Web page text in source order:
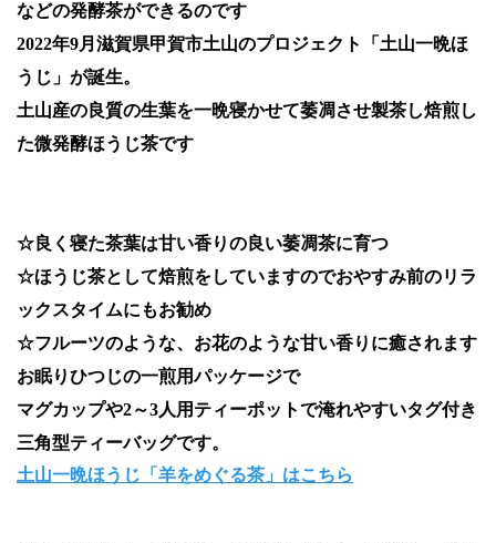
などの発酵茶ができるのです
2022年9月滋賀県甲賀市土山のプロジェクト「土山一晩ほ
うじ」が誕生。
土山産の良質の生葉を一晩寝かせて萎凋させ製茶し焙煎し
た微発酵ほうじ茶です
☆良く寝た茶葉は甘い香りの良い萎凋茶に育つ
☆ほうじ茶として焙煎をしていますのでおやすみ前のリラ
ックスタイムにもお勧め
☆フルーツのような、お花のような甘い香りに癒されます
お眠りひつじの一煎用パッケージで
マグカップや2～3人用ティーポットで淹れやすいタグ付き
三角型ティーバッグです。
土山一晩ほうじ「羊をめぐる茶」はこちら